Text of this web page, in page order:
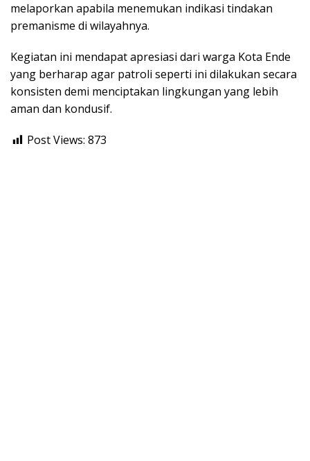
melaporkan apabila menemukan indikasi tindakan
premanisme di wilayahnya.
Kegiatan ini mendapat apresiasi dari warga Kota Ende
yang berharap agar patroli seperti ini dilakukan secara
konsisten demi menciptakan lingkungan yang lebih
aman dan kondusif.
Post Views: 873